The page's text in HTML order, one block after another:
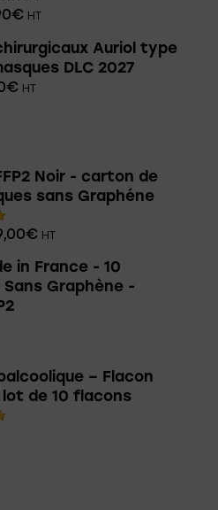
€ HT
Auriol type
DLC 2027
€ HT
Noir - carton de
sans Graphéne
€ HT
in France - 10
Sans Graphène -
– Flacon
lot de 10 flacons